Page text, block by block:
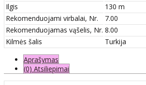
Ilgis
130 m
Rekomenduojami virbalai, Nr.
7.00
Rekomenduojamas vąšelis, Nr. 8.00
Kilmės šalis
Turkija
Aprašymas
(0) Atsiliepimai